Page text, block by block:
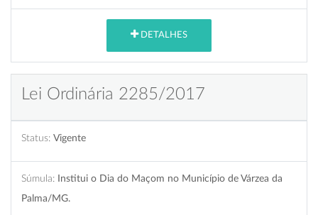
DETALHES
Lei Ordinária 2285/2017
Status: Vigente
Súmula: Institui o Dia do Maçom no Município de Várzea da
Palma/MG.